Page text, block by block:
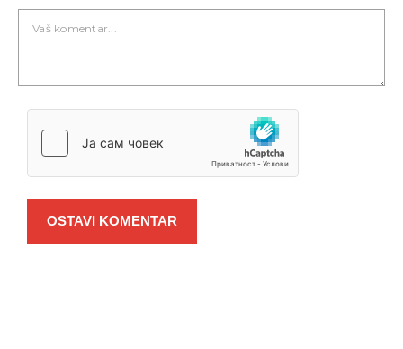
OSTAVI KOMENTAR